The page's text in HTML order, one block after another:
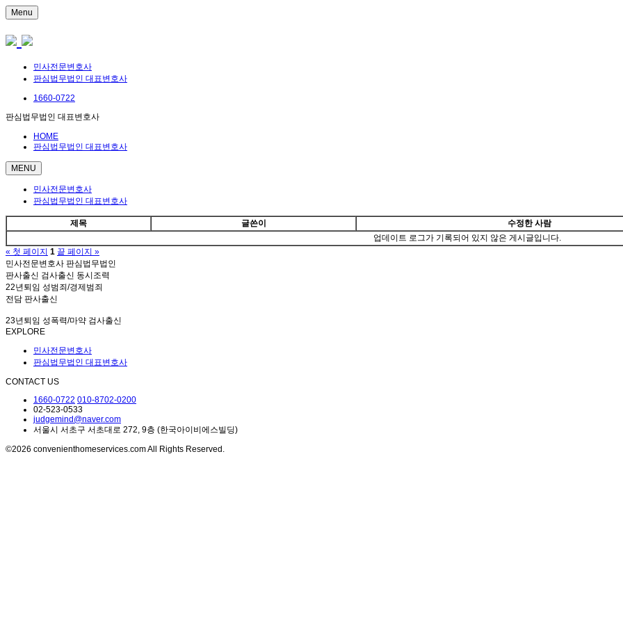
Menu
민사전문변호사
판심법무법인 대표변호사
1660-0722
판심법무법인 대표변호사
HOME
판심법무법인 대표변호사
MENU
민사전문변호사
판심법무법인 대표변호사
제목 글쓴이
수정한 사람
업데이트 로그가 기록되어 있지 않은 게시글입니다.
« 첫 페이지 1 끝 페이지 »
민사전문변호사 판심법무법인
판사출신 검사출신 동시조력
22년퇴임 성범죄/경제범죄
전담 판사출신
23년퇴임 성폭력/마약 검사출신
EXPLORE
민사전문변호사
판심법무법인 대표변호사
CONTACT US
1660-0722 010-8702-0200
02-523-0533
judgemind@naver.com
서울시 서초구 서초대로 272, 9층 (한국아이비에스빌딩)
©2026 convenienthomeservices.com All Rights Reserved.